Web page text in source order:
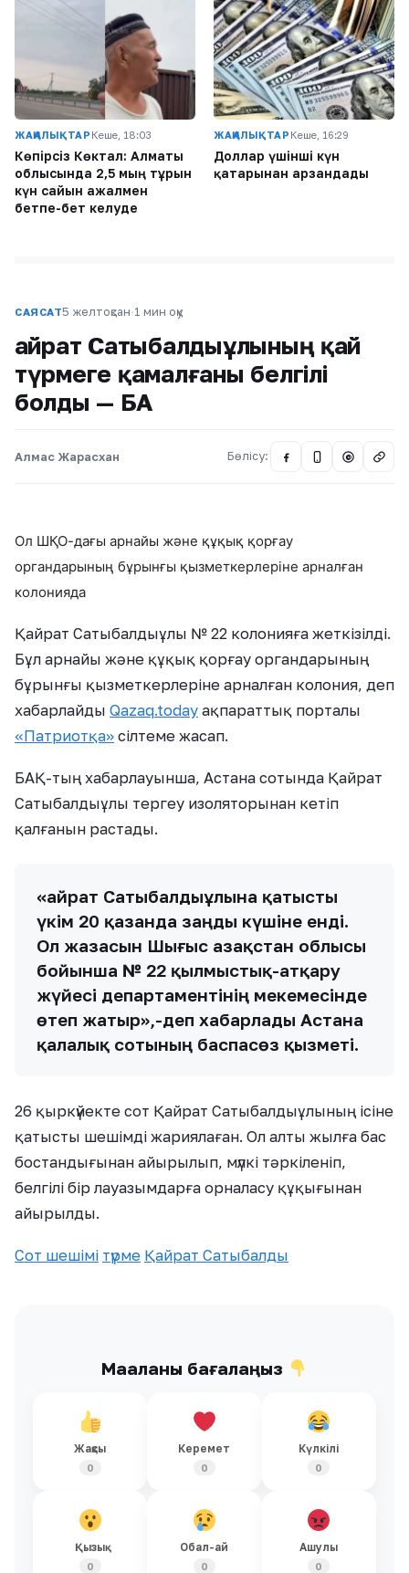
ЖАҢАЛЫҚТАР Кеше, 18:03
Көпірсіз Көктaл: Алматы
облысында 2,5 мың тұрғын
күн сайын ажалмен
бетпе-бет келуде
ЖАҢАЛЫҚТАР Кеше, 16:29
Доллар үшінші күн
қатарынан арзандады
САЯСАТ5 желтоқсан·1 мин оқу
Қайрат Сатыбалдыұлының қай
түрмеге қамалғаны белгілі
болды — БАҚ
Алмас Жарасхан Бөлісу: @
Ол ШҚО-дағы арнайы және құқық қорғау
органдарының бұрынғы қызметкерлеріне арналған
колонияда
Қайрат Сатыбалдыұлы № 22 колонияға жеткізілді.
Бұл арнайы және құқық қорғау органдарының
бұрынғы қызметкерлеріне арналған колония, деп
хабарлайды Qazaq.today ақпараттық порталы
«Патриотқа» сілтеме жасап.
БАҚ-тың хабарлауынша, Астана сотында Қайрат
Сатыбалдыұлы тергеу изоляторынан кетіп
қалғанын растады.
«Қайрат Сатыбалдыұлына қатысты
үкім 20 қазанда заңды күшіне енді.
Ол жазасын Шығыс Қазақстан облысы
бойынша № 22 қылмыстық-атқару
жүйесі департаментінің мекемесінде
өтеп жатыр»,-деп хабарлады Астана
қалалық сотының баспасөз қызметі.
26 қыркүйекте сот Қайрат Сатыбалдыұлының ісіне
қатысты шешімді жариялаған. Ол алты жылға бас
бостандығынан айырылып, мүлкі тәркіленіп,
белгілі бір лауазымдарға орналасу құқығынан
айырылды.
Сот шешімі түрме Қайрат Сатыбалды
Мақаланы бағалаңыз
Жақсы
0
Керемет
0
Күлкілі
0
Қызық
0
Обал-ай
0
Ашулы
0